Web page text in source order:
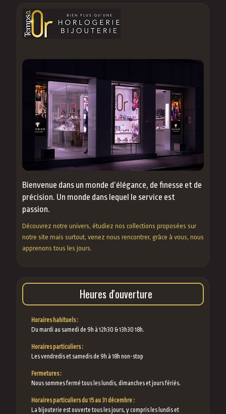
Bienvenue dans un monde d’élégance, de finesse et de
précision. Un monde dans lequel le service est
passion.
Découvrez notre univers, étudiez nos collections proposées sur
notre site mais surtout, venez nous rencontrer, grâce à vous, nous
apprenons tous les jours.
Heures d'ouverture
Horaires habituels :
Du mardi au samedi de 9h à 12h30 & 13h30 18h.
Horaires particuliers :
Les vendredis et samedis de 9h à 18h non-stop
Fermetures :
Nous sommes fermé tous les lundis, dimanches et jours fériés.
Horaires particuliers du 15 au 31 décembre :
La bijouterie est ouverte tous les jours, y compris les lundis et